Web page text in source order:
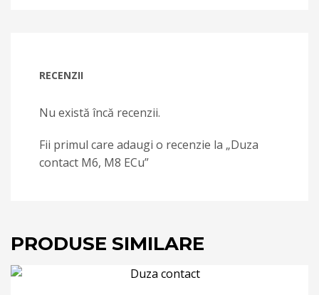
RECENZII
Nu există încă recenzii.
Fii primul care adaugi o recenzie la „Duza
contact M6, M8 ECu”
PRODUSE SIMILARE